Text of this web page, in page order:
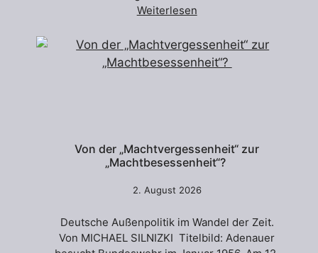
Weiterlesen
Von der „Machtvergessenheit“ zur
„Machtbesessenheit“?
2. August 2026
Deutsche Außenpolitik im Wandel der Zeit.
Von MICHAEL SILNIZKI Titelbild: Adenauer